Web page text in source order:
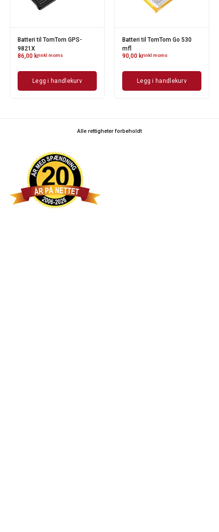
Batteri til TomTom GPS-
9821X
86,00 krinkl moms
Legg i handlekurv
Batteri til TomTom Go 530
mfl
90,00 krinkl moms
Legg i handlekurv
Alle rettigheter forbeholdt